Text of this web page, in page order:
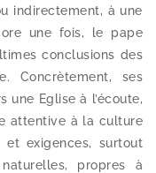
indi­rec­te­ment, à une
une fois, le pape
conclu­sions des
Concrètement, ses
une Eglise à l’écoute,
atten­tive à la culture
exi­gences, sur­tout
propres à